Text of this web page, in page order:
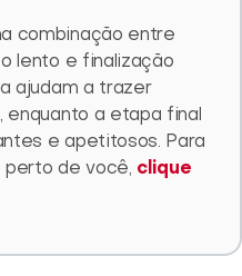
combinação entre
lento e finalização
ajudam a trazer
enquanto a etapa final
e apetitosos. Para
perto de você, clique